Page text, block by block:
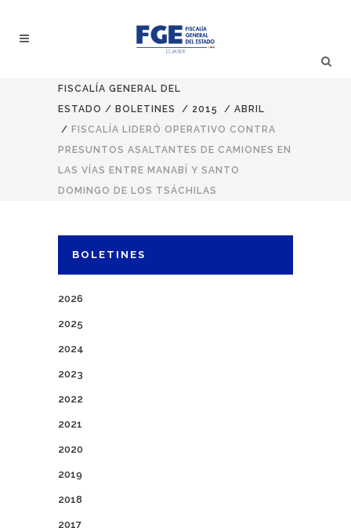
FISCALÍA GENERAL DEL
ESTADO / BOLETINES / 2015 / ABRIL
/ FISCALÍA LIDERÓ OPERATIVO CONTRA
PRESUNTOS ASALTANTES DE CAMIONES EN
LAS VÍAS ENTRE MANABÍ Y SANTO
DOMINGO DE LOS TSÁCHILAS
BOLETINES
2026
2025
2024
2023
2022
2021
2020
2019
2018
2017